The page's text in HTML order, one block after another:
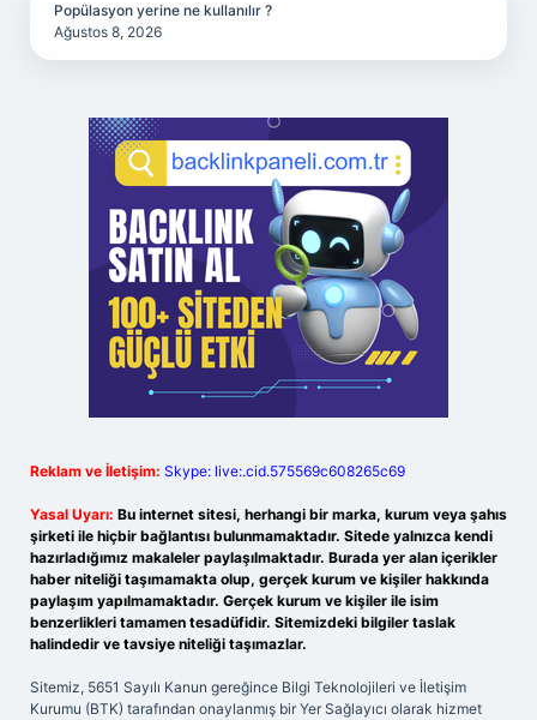
Popülasyon yerine ne kullanılır ?
Ağustos 8, 2026
Reklam ve İletişim: Skype: live:.cid.575569c608265c69
Yasal Uyarı: Bu internet sitesi, herhangi bir marka, kurum veya şahıs
şirketi ile hiçbir bağlantısı bulunmamaktadır. Sitede yalnızca kendi
hazırladığımız makaleler paylaşılmaktadır. Burada yer alan içerikler
haber niteliği taşımamakta olup, gerçek kurum ve kişiler hakkında
paylaşım yapılmamaktadır. Gerçek kurum ve kişiler ile isim
benzerlikleri tamamen tesadüfidir. Sitemizdeki bilgiler taslak
halindedir ve tavsiye niteliği taşımazlar.
Sitemiz, 5651 Sayılı Kanun gereğince Bilgi Teknolojileri ve İletişim
Kurumu (BTK) tarafından onaylanmış bir Yer Sağlayıcı olarak hizmet